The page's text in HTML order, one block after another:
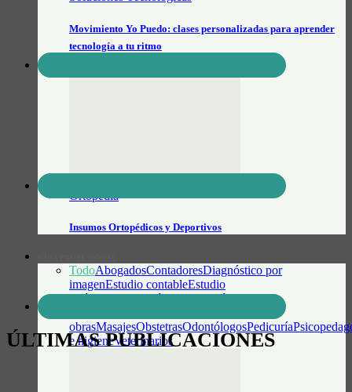
Movimiento Yo Puedo: clases personalizadas para aprender
tecnología a tu ritmo
Ortopédia
Insumos Ortopédicos y Deportivos
TodoAbogadosContadoresDiagnóstico por
imagenEstudio contableEstudio
JurídicoFonoaudiólogosGestoría del
obrasMasajesObstetrasOdontólogosPedicuría
e higieneVeterinarios
ÚLTIMAS PUBLICACIONES